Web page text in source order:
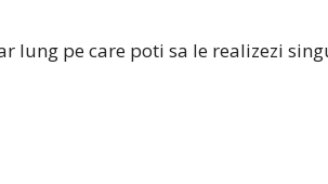
lung pe care poti sa le realizezi